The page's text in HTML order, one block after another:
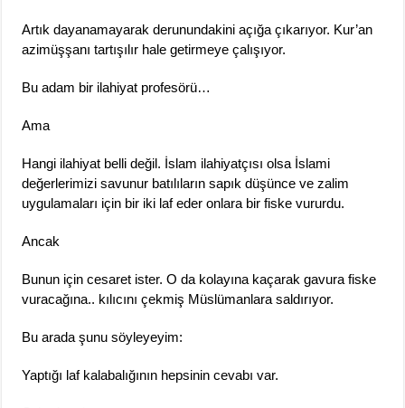
Artık dayanamayarak derunundakini açığa çıkarıyor. Kur’an
azimüşşanı tartışılır hale getirmeye çalışıyor.
Bu adam bir ilahiyat profesörü…
Ama
Hangi ilahiyat belli değil. İslam ilahiyatçısı olsa İslami
değerlerimizi savunur batılıların sapık düşünce ve zalim
uygulamaları için bir iki laf eder onlara bir fiske vururdu.
Ancak
Bunun için cesaret ister. O da kolayına kaçarak gavura fiske
vuracağına.. kılıcını çekmiş Müslümanlara saldırıyor.
Bu arada şunu söyleyeyim:
Yaptığı laf kalabalığının hepsinin cevabı var.